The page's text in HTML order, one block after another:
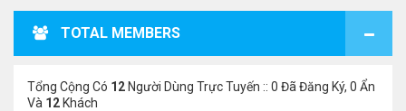
TOTAL MEMBERS
Tổng Cộng Có 12 Người Dùng Trực Tuyến :: 0 Đã Đăng Ký, 0 Ẩn
Và 12 Khách